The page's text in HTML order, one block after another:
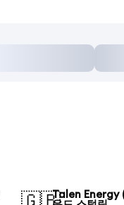
Talen Energy